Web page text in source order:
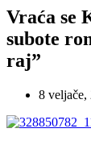
Vraća se
subote
raj”
8 veljače,